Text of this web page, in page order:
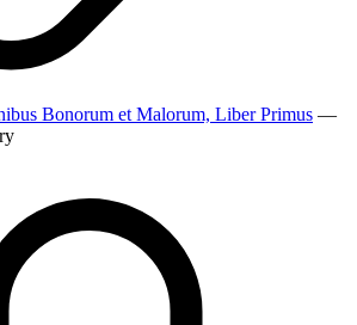
Bonorum et Malorum, Liber Primus —